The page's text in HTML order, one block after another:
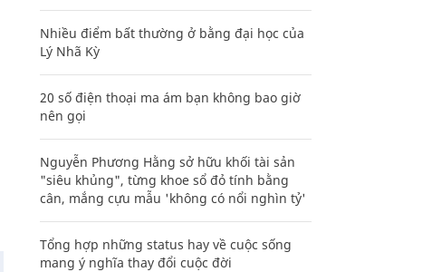
Nhiều điểm bất thường ở bằng đại học của
Lý Nhã Kỳ
20 số điện thoại ma ám bạn không bao giờ
nên gọi
Nguyễn Phương Hằng sở hữu khối tài sản
"siêu khủng", từng khoe sổ đỏ tính bằng
cân, mắng cựu mẫu 'không có nổi nghìn tỷ'
Tổng hợp những status hay về cuộc sống
mang ý nghĩa thay đổi cuộc đời